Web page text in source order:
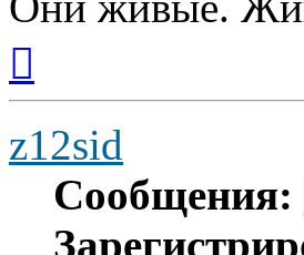
началу
z12sid
Сообщения: